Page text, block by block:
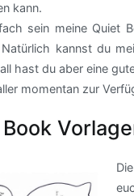
kann.
sein meine Quiet
kannst du
hast du aber eine
momentan zur